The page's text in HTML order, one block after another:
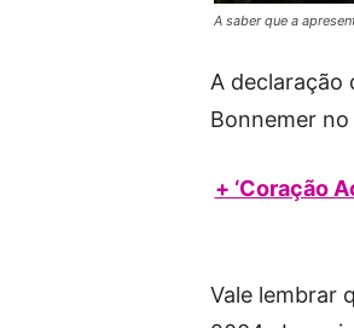
A saber que a
A declaração
Bonnemer no
+ ‘Coração
Vale lembrar